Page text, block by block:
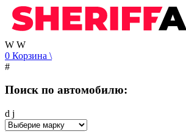
W W
0 Корзина \
#
Поиск по автомобилю:
d j